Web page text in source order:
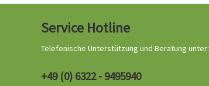
Service Hotline
Telefonische Unterstützung und Beratung unter:
+49 (0) 6322 - 9495940